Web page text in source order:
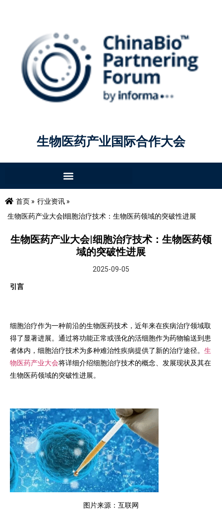
生物医药产业国际合作大会
首页 » 行业资讯 »
生物医药产业大会|细胞治疗技术：生物医药领域的突破性进展
生物医药产业大会|细胞治疗技术：生物医药领
域的突破性进展
2025-09-05
引言
细胞治疗作为一种前沿的生物医药技术，近年来在疾病治疗领域取
得了显著进展。通过将功能正常或强化的活细胞作为药物输送到患
者体内，细胞治疗技术为多种难治性疾病提供了新的治疗途径。 生
物医药产业大会将详细介绍细胞治疗技术的概念、发展现状及其在
生物医药领域的突破性进展。
图片来源：互联网